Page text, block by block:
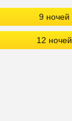
9 ночей
12 ночей